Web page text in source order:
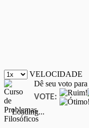
VELOCIDADE
Dê seu voto para
VOTE:
Loading...